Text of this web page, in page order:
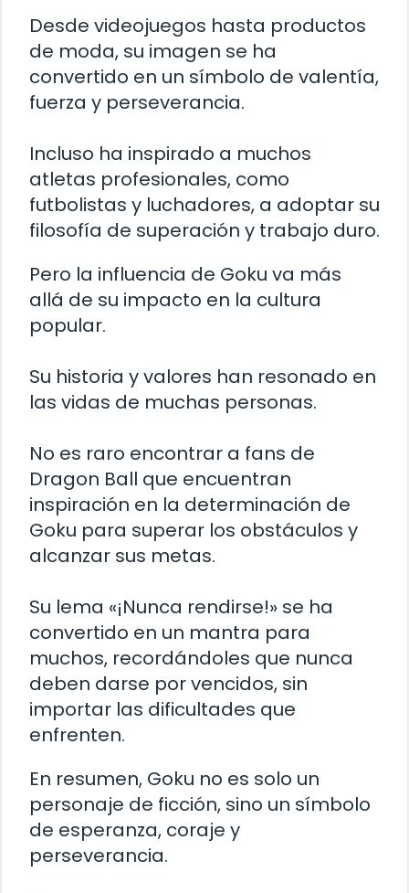
Desde videojuegos hasta productos
de moda, su imagen se ha
convertido en un símbolo de valentía,
fuerza y perseverancia.
Incluso ha inspirado a muchos
atletas profesionales, como
futbolistas y luchadores, a adoptar su
filosofía de superación y trabajo duro.
Pero la influencia de Goku va más
allá de su impacto en la cultura
popular.
Su historia y valores han resonado en
las vidas de muchas personas.
No es raro encontrar a fans de
Dragon Ball que encuentran
inspiración en la determinación de
Goku para superar los obstáculos y
alcanzar sus metas.
Su lema «¡Nunca rendirse!» se ha
convertido en un mantra para
muchos, recordándoles que nunca
deben darse por vencidos, sin
importar las dificultades que
enfrenten.
En resumen, Goku no es solo un
personaje de ficción, sino un símbolo
de esperanza, coraje y
perseverancia.